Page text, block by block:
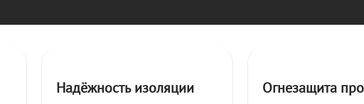
Надёжность изоляции Огнезащита